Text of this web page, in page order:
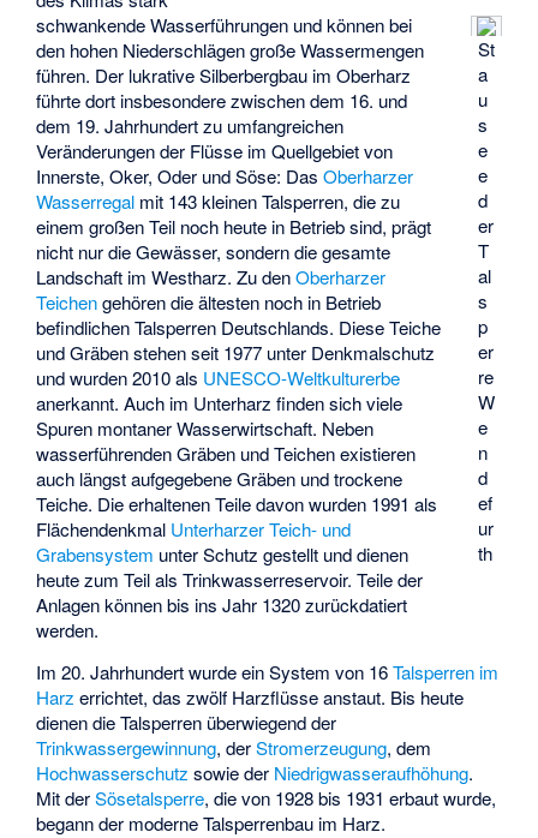
St
a
u
s
e
e
d
er
T
al
s
p
er
re
W
e
n
d
ef
ur
th
schwankende Wasserführungen und können bei
den hohen Niederschlägen große Wassermengen
führen. Der lukrative Silberbergbau im Oberharz
führte dort insbesondere zwischen dem 16. und
dem 19. Jahrhundert zu umfangreichen
Veränderungen der Flüsse im Quellgebiet von
Innerste, Oker, Oder und Söse: DasOberharzer
Wasserregal mit 143 kleinen Talsperren, die zu
einem großen Teil noch heute in Betrieb sind, prägt
nicht nur die Gewässer, sondern die gesamte
Landschaft im Westharz. Zu denOberharzer
Teichengehören die ältesten noch in Betrieb
befindlichen Talsperren Deutschlands. Diese Teiche
und Gräben stehen seit 1977 unter Denkmalschutz
und wurden 2010 als UNESCO-Weltkulturerbe
anerkannt. Auch im Unterharz finden sich viele
Spuren montaner Wasserwirtschaft. Neben
wasserführenden Gräben und Teichen existieren
auch längst aufgegebene Gräben und trockene
Teiche. Die erhaltenen Teile davon wurden 1991 als
Flächendenkmal Unterharzer Teich- und
Grabensystem unter Schutz gestellt und dienen
heute zum Teil als Trinkwasserreservoir. Teile der
Anlagen können bis ins Jahr 1320 zurückdatiert
werden.
Im 20. Jahrhundert wurde ein System von 16Talsperren im
Harz errichtet, das zwölf Harzflüsse anstaut. Bis heute
dienen die Talsperren überwiegend der
Trinkwassergewinnung, derStromerzeugung, dem
Hochwasserschutz sowie der Niedrigwasseraufhöhung.
Mit derSösetalsperre, die von 1928 bis 1931 erbaut wurde,
begann der moderne Talsperrenbau im Harz.